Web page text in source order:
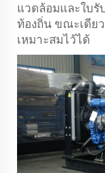
แวดล้อมและใบ
ท้องถิ่น ขณะเดีย
เหมาะสมไว้ได้